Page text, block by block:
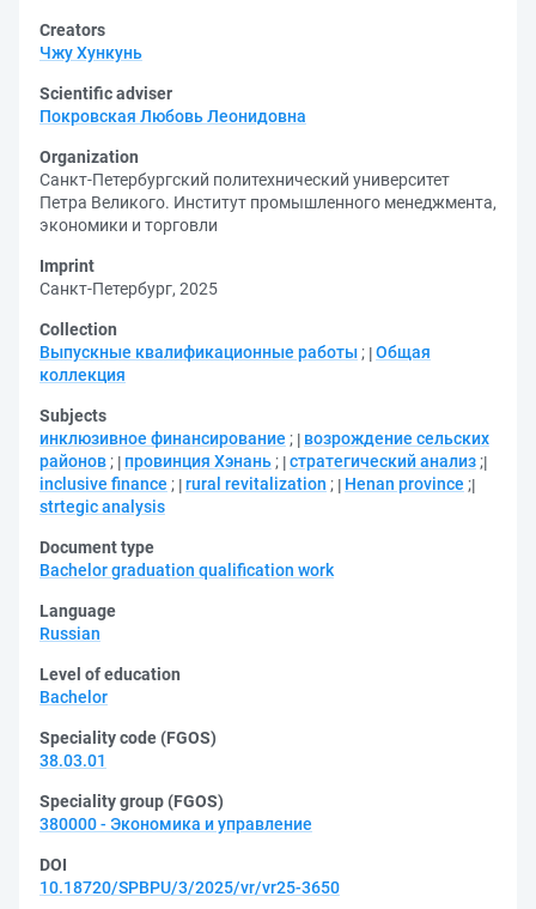
Creators
Чжу Хункунь
Scientific adviser
Покровская Любовь Леонидовна
Organization
Санкт-Петербургский политехнический университет
Петра Великого. Институт промышленного менеджмента,
экономики и торговли
Imprint
Санкт-Петербург, 2025
Collection
Выпускные квалификационные работы ; Общая
коллекция
Subjects
инклюзивное финансирование ;
возрождение сельских
районов ; провинция Хэнань ; стратегический анализ ;
inclusive finance ; rural revitalization ; Henan province ;
strtegic analysis
Document type
Bachelor graduation qualification work
Language
Russian
Level of education
Bachelor
Speciality code (FGOS)
38.03.01
Speciality group (FGOS)
380000 - Экономика и управление
DOI
10.18720/SPBPU/3/2025/vr/vr25-3650